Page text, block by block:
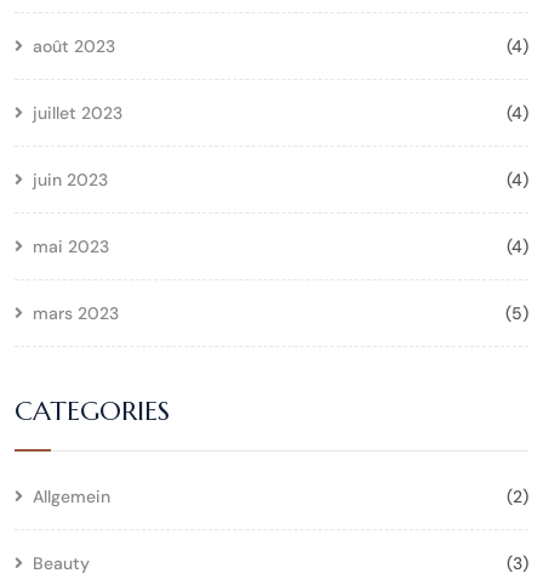
août 2023 (4)
juillet 2023 (4)
juin 2023 (4)
mai 2023 (4)
mars 2023 (5)
CATEGORIES
Allgemein (2)
Beauty (3)